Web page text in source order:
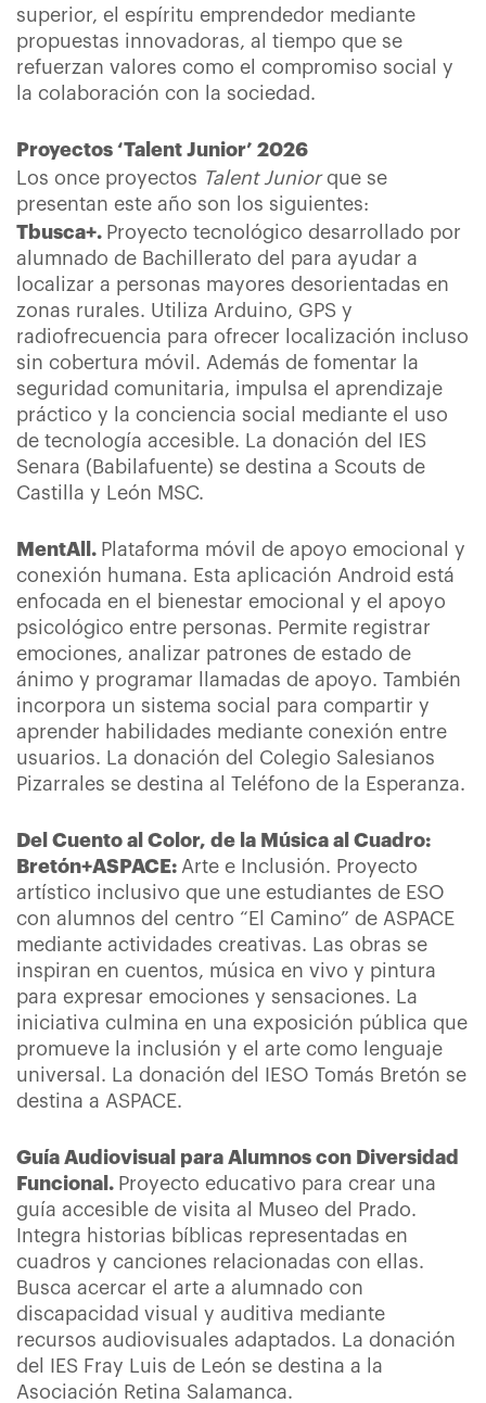
superior, el espíritu emprendedor mediante
propuestas innovadoras, al tiempo que se
refuerzan valores como el compromiso social y
la colaboración con la sociedad.
Proyectos ‘Talent Junior’ 2026
Los once proyectos Talent Juniorque se
presentan este año son los siguientes:
Tbusca+. Proyecto tecnológico desarrollado por
alumnado de Bachillerato del para ayudar a
localizar a personas mayores desorientadas en
zonas rurales. Utiliza Arduino, GPS y
radiofrecuencia para ofrecer localización incluso
sin cobertura móvil. Además de fomentar la
seguridad comunitaria, impulsa el aprendizaje
práctico y la conciencia social mediante el uso
de tecnología accesible. La donación del IES
Senara (Babilafuente) se destina a Scouts de
Castilla y León MSC.
MentAll. Plataforma móvil de apoyo emocional y
conexión humana. Esta aplicación Android está
enfocada en el bienestar emocional y el apoyo
psicológico entre personas. Permite registrar
emociones, analizar patrones de estado de
ánimo y programar llamadas de apoyo. También
incorpora un sistema social para compartir y
aprender habilidades mediante conexión entre
usuarios. La donación del Colegio Salesianos
Pizarrales se destina al Teléfono de la Esperanza.
Del Cuento al Color, de la Música al Cuadro:
Bretón+ASPACE: Arte e Inclusión. Proyecto
artístico inclusivo que une estudiantes de ESO
con alumnos del centro “El Camino” de ASPACE
mediante actividades creativas. Las obras se
inspiran en cuentos, música en vivo y pintura
para expresar emociones y sensaciones. La
iniciativa culmina en una exposición pública que
promueve la inclusión y el arte como lenguaje
universal. La donación del IESO Tomás Bretón se
destina a ASPACE.
Guía Audiovisual para Alumnos con Diversidad
Funcional. Proyecto educativo para crear una
guía accesible de visita al Museo del Prado.
Integra historias bíblicas representadas en
cuadros y canciones relacionadas con ellas.
Busca acercar el arte a alumnado con
discapacidad visual y auditiva mediante
recursos audiovisuales adaptados. La donación
del IES Fray Luis de León se destina a la
Asociación Retina Salamanca.